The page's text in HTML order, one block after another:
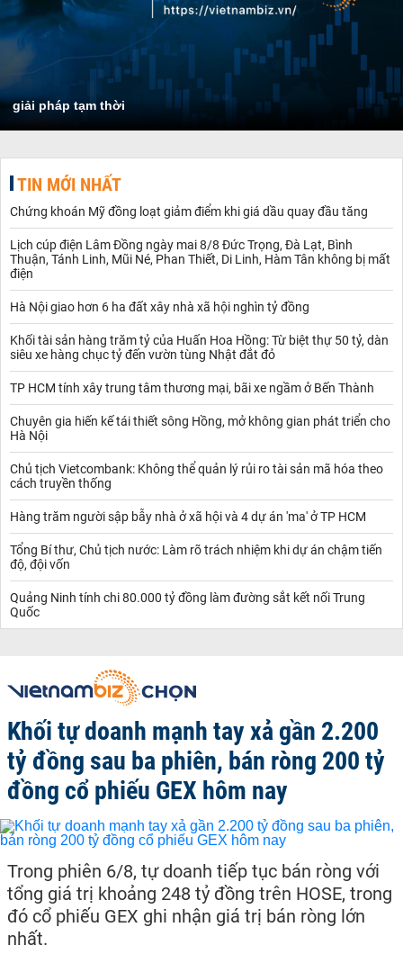
giải pháp tạm thời
TIN MỚI NHẤT
Chứng khoán Mỹ đồng loạt giảm điểm khi giá dầu quay đầu tăng
Lịch cúp điện Lâm Đồng ngày mai 8/8 Đức Trọng, Đà Lạt, Bình
Thuận, Tánh Linh, Mũi Né, Phan Thiết, Di Linh, Hàm Tân không bị mất
điện
Hà Nội giao hơn 6 ha đất xây nhà xã hội nghìn tỷ đồng
Khối tài sản hàng trăm tỷ của Huấn Hoa Hồng: Từ biệt thự 50 tỷ, dàn
siêu xe hàng chục tỷ đến vườn tùng Nhật đắt đỏ
TP HCM tính xây trung tâm thương mại, bãi xe ngầm ở Bến Thành
Chuyên gia hiến kế tái thiết sông Hồng, mở không gian phát triển cho
Hà Nội
Chủ tịch Vietcombank: Không thể quản lý rủi ro tài sản mã hóa theo
cách truyền thống
Hàng trăm người sập bẫy nhà ở xã hội và 4 dự án 'ma' ở TP HCM
Tổng Bí thư, Chủ tịch nước: Làm rõ trách nhiệm khi dự án chậm tiến
độ, đội vốn
Quảng Ninh tính chi 80.000 tỷ đồng làm đường sắt kết nối Trung
Quốc
Khối tự doanh mạnh tay xả gần 2.200
tỷ đồng sau ba phiên, bán ròng 200 tỷ
đồng cổ phiếu GEX hôm nay
Trong phiên 6/8, tự doanh tiếp tục bán ròng với
tổng giá trị khoảng 248 tỷ đồng trên HOSE, trong
đó cổ phiếu GEX ghi nhận giá trị bán ròng lớn
nhất.